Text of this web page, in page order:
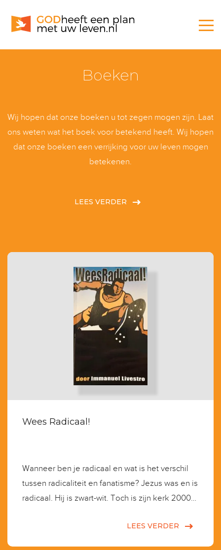
Boeken
Wij hopen dat onze boeken u tot zegen mogen zijn. Laat
ons weten wat het boek voor betekend heeft. Wij hopen
dat onze boeken een verrijking voor uw leven mogen
betekenen.
LEES VERDER
Wees Radicaal!
Wanneer ben je radicaal en wat is het verschil
tussen radicaliteit en fanatisme? Jezus was en is
radicaal. Hij is zwart-wit. Toch is zijn kerk 2000
LEES VERDER